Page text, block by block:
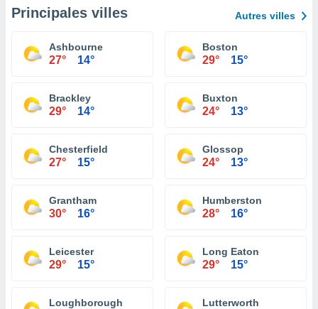
Principales villes Autres villes
Ashbourne
27° 14°
Boston
29° 15°
Brackley
29° 14°
Buxton
24° 13°
Chesterfield
27° 15°
Glossop
24° 13°
Grantham
30° 16°
Humberston
28° 16°
Leicester
29° 15°
Long Eaton
29° 15°
Loughborough Lutterworth